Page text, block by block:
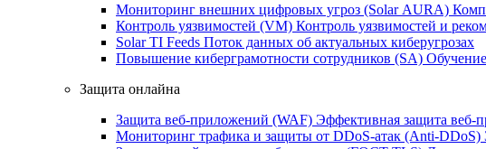
Мониторинг внешних цифровых угроз (Solar AURA)
Контроль уязвимостей (VM) Контроль уязвимостей и
Solar TI Feeds Поток данных об актуальных киберугрозах
Повышение киберграмотности сотрудников (SA)
Защита онлайна
Защита веб-приложений (WAF) Эффективная защита веб-
Мониторинг трафика и защиты от DDoS‑атак (Anti‑DDoS)